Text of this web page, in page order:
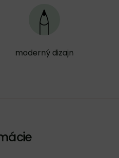
moderný dizajn